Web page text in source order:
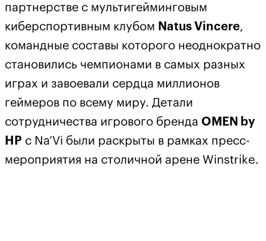
партнерстве с мультигейминговым
киберспортивным клубом Natus Vincere,
командные составы которого неоднократно
становились чемпионами в самых разных
играх и завоевали сердца миллионов
геймеров по всему миру. Детали
сотрудничества игрового бренда OMEN by
HP с Na’Vi были раскрыты в рамках пресс-
мероприятия на столичной арене Winstrike.